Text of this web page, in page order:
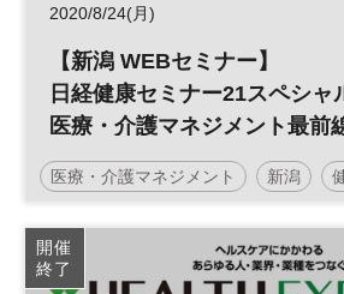
2020/8/24(月)
【新潟 WEBセミナー】
日経健康セミナー21スペシャ
医療・介護マネジメント最前
医療・介護マネジメント 新潟
医療 日経健康セミナー 不動産
病院経営 診療報酬 参加無料
開催
終了